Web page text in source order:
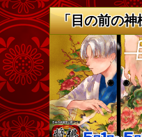
「目の前の神